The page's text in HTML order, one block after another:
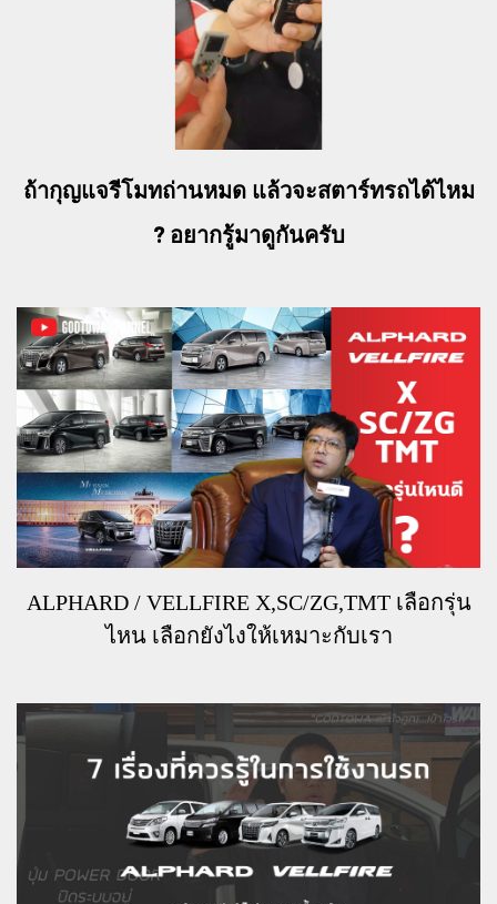
ถ้ากุญแจรีโมทถ่านหมด แล้วจะสตาร์ทรถได้ไหม
? อยากรู้มาดูกันครับ
ALPHARD / VELLFIRE X,SC/ZG,TMT เลือกรุ่น
ไหน เลือกยังไงให้เหมาะกับเรา